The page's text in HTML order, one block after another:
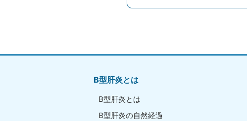
B型肝炎とは
B型肝炎とは
B型肝炎の自然経過